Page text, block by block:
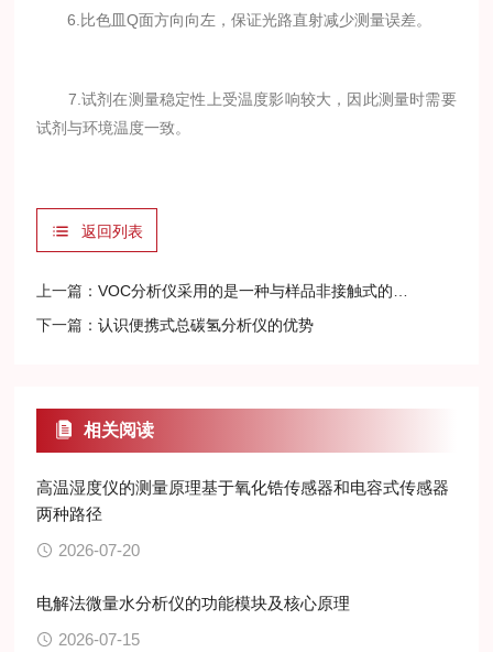
6.比色皿Q面方向向左，保证光路直射减少测量误差。
7.试剂在测量稳定性上受温度影响较大，因此测量时需要
试剂与环境温度一致。
返回列表
上一篇：VOC分析仪采用的是一种与样品非接触式的测量技术
下一篇：认识便携式总碳氢分析仪的优势
相关阅读
高温湿度仪的测量原理基于氧化锆传感器和电容式传感器
两种路径
2026-07-20
电解法微量水分析仪的功能模块及核心原理
2026-07-15